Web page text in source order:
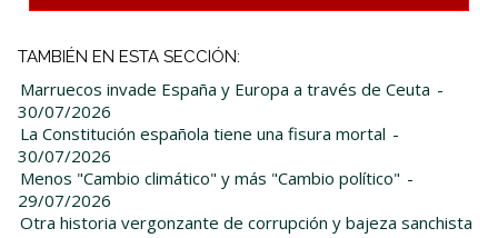
TAMBIÉN EN ESTA SECCIÓN:
Marruecos invade España y Europa a través de Ceuta -
30/07/2026
La Constitución española tiene una fisura mortal -
30/07/2026
Menos "Cambio climático" y más "Cambio político" -
29/07/2026
Otra historia vergonzante de corrupción y bajeza sanchista